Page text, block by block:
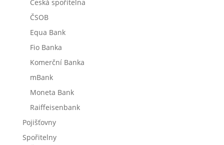
Česká spořitelna
ČSOB
Equa Bank
Fio Banka
Komerční Banka
mBank
Moneta Bank
Raiffeisenbank
Pojišťovny
Spořitelny